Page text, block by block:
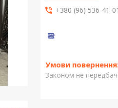
+380 (96) 536-41-01
Законом не